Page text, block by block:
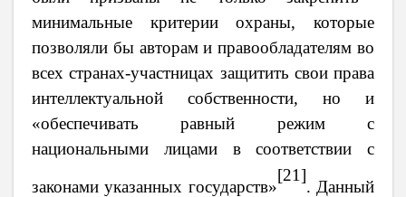
минимальные критерии охраны, которые
позволяли бы авторам и правообладателям во
всех странах-участницах защитить свои права
интеллектуальной собственности, но и
«обеспечиватьравный режим с
национальными лицами в соответствии с
законами указанных государств»
[21]
. Данный